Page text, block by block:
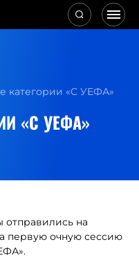
категории «C УЕФА»
«C УЕФА»
отправились на
первую очную сессию